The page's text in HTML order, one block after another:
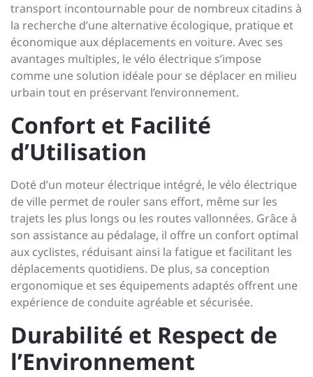
transport incontournable pour de nombreux citadins à
la recherche d’une alternative écologique, pratique et
économique aux déplacements en voiture. Avec ses
avantages multiples, le vélo électrique s’impose
comme une solution idéale pour se déplacer en milieu
urbain tout en préservant l’environnement.
Confort et Facilité
d’Utilisation
Doté d’un moteur électrique intégré, le vélo électrique
de ville permet de rouler sans effort, même sur les
trajets les plus longs ou les routes vallonnées. Grâce à
son assistance au pédalage, il offre un confort optimal
aux cyclistes, réduisant ainsi la fatigue et facilitant les
déplacements quotidiens. De plus, sa conception
ergonomique et ses équipements adaptés offrent une
expérience de conduite agréable et sécurisée.
Durabilité et Respect de
l’Environnement